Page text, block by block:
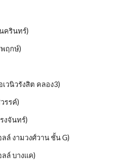
ครินทร์)
ฤกษ์)
วนิวรังสิต คลอง3)
รรค์)
งจันทร์)
ล์ งามวงศ์วาน ชั้น G)
ล์ บางแค)